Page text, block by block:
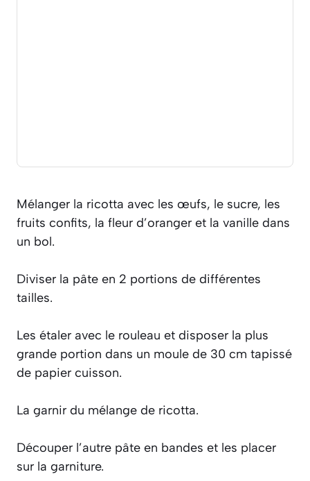
Mélanger la ricotta avec les œufs, le sucre, les
fruits confits, la fleur d’oranger et la vanille dans
un bol.
Diviser la pâte en 2 portions de différentes
tailles.
Les étaler avec le rouleau et disposer la plus
grande portion dans un moule de 30 cm tapissé
de papier cuisson.
La garnir du mélange de ricotta.
Découper l’autre pâte en bandes et les placer
sur la garniture.